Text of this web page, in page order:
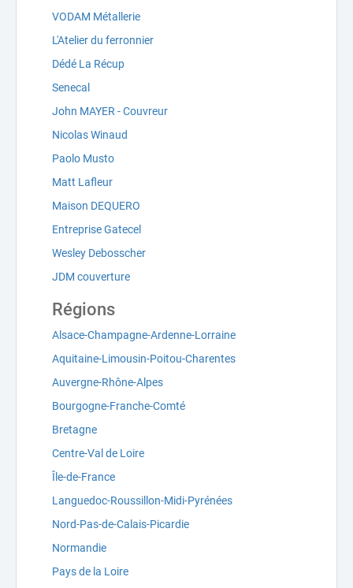
VODAM Métallerie
L'Atelier du ferronnier
Dédé La Récup
Senecal
John MAYER - Couvreur
Nicolas Winaud
Paolo Musto
Matt Lafleur
Maison DEQUERO
Entreprise Gatecel
Wesley Debosscher
JDM couverture
Régions
Alsace-Champagne-Ardenne-Lorraine
Aquitaine-Limousin-Poitou-Charentes
Auvergne-Rhône-Alpes
Bourgogne-Franche-Comté
Bretagne
Centre-Val de Loire
Île-de-France
Languedoc-Roussillon-Midi-Pyrénées
Nord-Pas-de-Calais-Picardie
Normandie
Pays de la Loire